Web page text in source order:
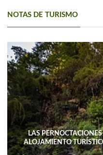
NOTAS DE TURISMO
LAS
ALOJAMIENTO